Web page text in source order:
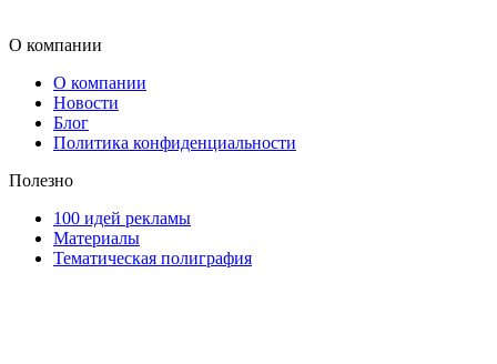
О компании
О компании
Новости
Блог
Политика конфиденциальности
Полезно
100 идей рекламы
Материалы
Тематическая полиграфия